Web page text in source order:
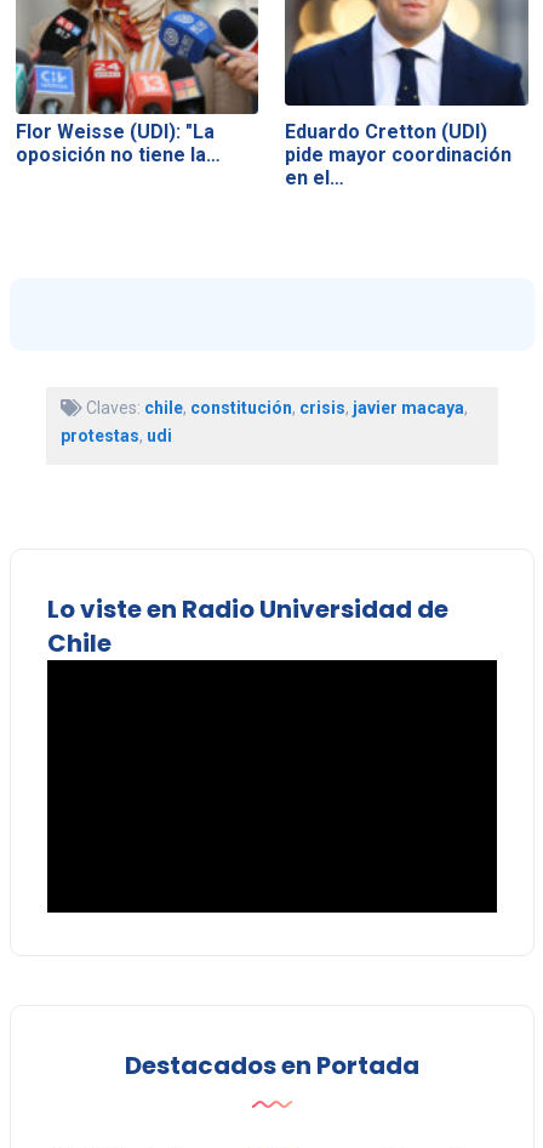
Flor Weisse (UDI): "La
oposición no tiene la…
Eduardo Cretton (UDI)
pide mayor coordinación
en el…
Claves: chile, constitución, crisis, javier macaya,
protestas, udi
Lo viste en Radio Universidad de
Chile
Destacados en Portada